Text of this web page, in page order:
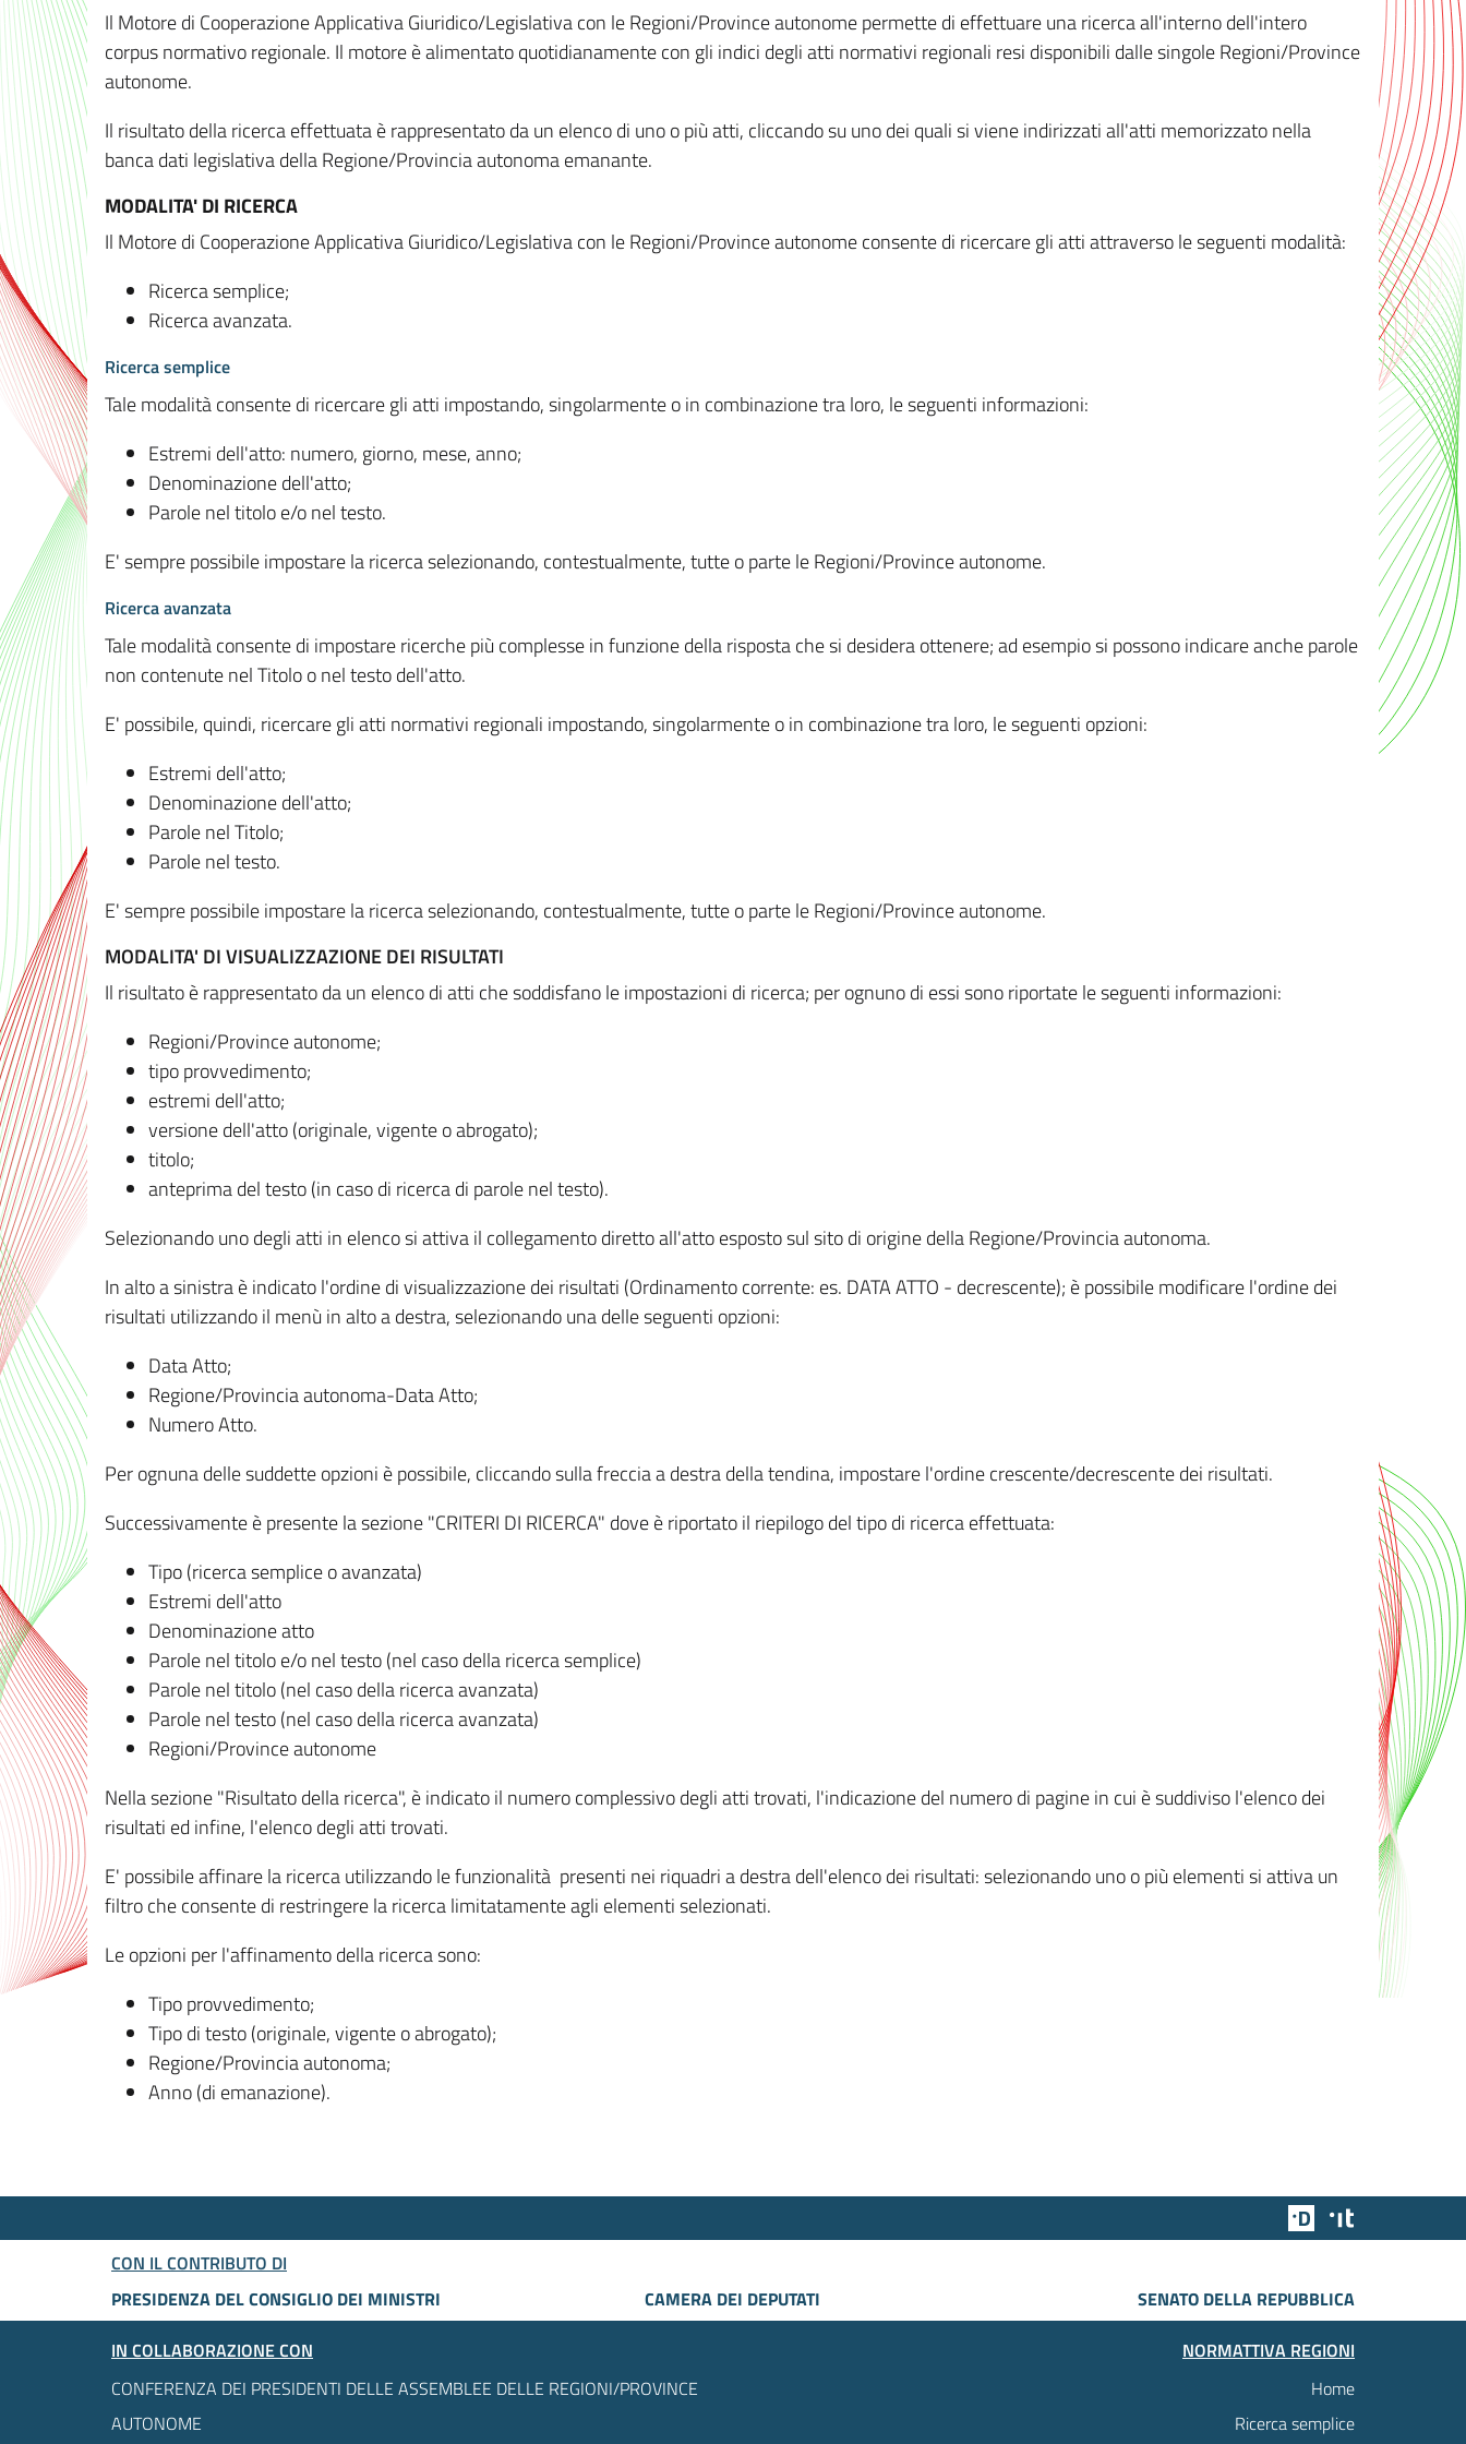
Il Motore di Cooperazione Applicativa Giuridico/Legislativa con le Regioni/Province autonome permette di effettuare una ricerca all'interno dell'intero
corpus normativo regionale. Il motore è alimentato quotidianamente con gli indici degli atti normativi regionali resi disponibili dalle singole Regioni/Province
autonome.
Il risultato della ricerca effettuata è rappresentato da un elenco di uno o più atti, cliccando su uno dei quali si viene indirizzati all'atti memorizzato nella
banca dati legislativa della Regione/Provincia autonoma emanante.
MODALITA' DI RICERCA
Il Motore di Cooperazione Applicativa Giuridico/Legislativa con le Regioni/Province autonome consente di ricercare gli atti attraverso le seguenti modalità:
Ricerca semplice;
Ricerca avanzata.
Ricerca semplice
Tale modalità consente di ricercare gli atti impostando, singolarmente o in combinazione tra loro, le seguenti informazioni:
Estremi dell'atto: numero, giorno, mese, anno;
Denominazione dell'atto;
Parole nel titolo e/o nel testo.
E' sempre possibile impostare la ricerca selezionando, contestualmente, tutte o parte le Regioni/Province autonome.
Ricerca avanzata
Tale modalità consente di impostare ricerche più complesse in funzione della risposta che si desidera ottenere; ad esempio si possono indicare anche parole
non contenute nel Titolo o nel testo dell'atto.
E' possibile, quindi, ricercare gli atti normativi regionali impostando, singolarmente o in combinazione tra loro, le seguenti opzioni:
Estremi dell'atto;
Denominazione dell'atto;
Parole nel Titolo;
Parole nel testo.
E' sempre possibile impostare la ricerca selezionando, contestualmente, tutte o parte le Regioni/Province autonome.
MODALITA' DI VISUALIZZAZIONE DEI RISULTATI
Il risultato è rappresentato da un elenco di atti che soddisfano le impostazioni di ricerca; per ognuno di essi sono riportate le seguenti informazioni:
Regioni/Province autonome;
tipo provvedimento;
estremi dell'atto;
versione dell'atto (originale, vigente o abrogato);
titolo;
anteprima del testo (in caso di ricerca di parole nel testo).
Selezionando uno degli atti in elenco si attiva il collegamento diretto all'atto esposto sul sito di origine della Regione/Provincia autonoma.
In alto a sinistra è indicato l'ordine di visualizzazione dei risultati (Ordinamento corrente: es. DATA ATTO - decrescente); è possibile modificare l'ordine dei
risultati utilizzando il menù in alto a destra, selezionando una delle seguenti opzioni:
Data Atto;
Regione/Provincia autonoma-Data Atto;
Numero Atto.
Per ognuna delle suddette opzioni è possibile, cliccando sulla freccia a destra della tendina, impostare l'ordine crescente/decrescente dei risultati.
Successivamente è presente la sezione "CRITERI DI RICERCA" dove è riportato il riepilogo del tipo di ricerca effettuata:
Tipo (ricerca semplice o avanzata)
Estremi dell'atto
Denominazione atto
Parole nel titolo e/o nel testo (nel caso della ricerca semplice)
Parole nel titolo (nel caso della ricerca avanzata)
Parole nel testo (nel caso della ricerca avanzata)
Regioni/Province autonome
Nella sezione "Risultato della ricerca", è indicato il numero complessivo degli atti trovati, l'indicazione del numero di pagine in cui è suddiviso l'elenco dei
risultati ed infine, l'elenco degli atti trovati.
E' possibile affinare la ricerca utilizzando le funzionalità presenti nei riquadri a destra dell'elenco dei risultati: selezionando uno o più elementi si attiva un
filtro che consente di restringere la ricerca limitatamente agli elementi selezionati.
Le opzioni per l'affinamento della ricerca sono:
Tipo provvedimento;
Tipo di testo (originale, vigente o abrogato);
Regione/Provincia autonoma;
Anno (di emanazione).
Team Digitale
CON IL CONTRIBUTO DI
PRESIDENZA DEL CONSIGLIO DEI MINISTRI
CAMERA DEI DEPUTATI
SENATO DELLA REPUBBLICA
IN COLLABORAZIONE CON
CONFERENZA DEI PRESIDENTI DELLE ASSEMBLEE DELLE REGIONI/PROVINCE
AUTONOME
NORMATTIVA REGIONI
Home
Ricerca semplice